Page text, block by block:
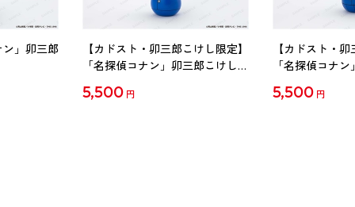
」卯三郎
【カドスト・卯三郎こけし限定】
「名探偵コナン」卯三郎こけし
5,500 円
【カドスト・
「名探偵コナ
5,500 円